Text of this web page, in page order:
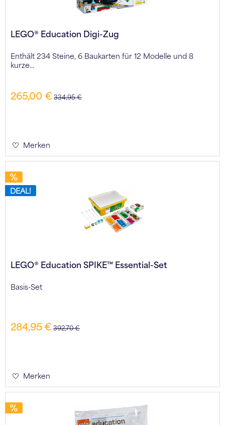
LEGO® Education Digi-Zug
Enthält 234 Steine, 6 Baukarten für 12 Modelle und 8
kurze...
265,00 € 334,95 €
Merken
DEAL!
LEGO® Education SPIKE™ Essential-Set
Basis-Set
284,95 € 392,70 €
Merken